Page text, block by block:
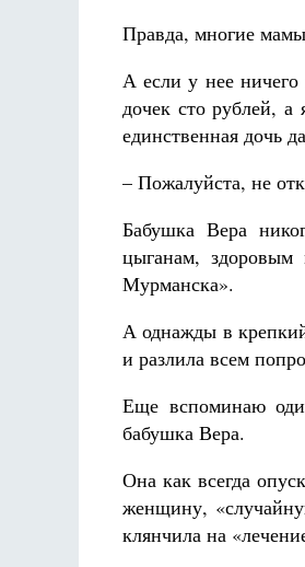
Правда, многие мамы
А если у нее ничего
дочек сто рублей, а
единственная дочь
– Пожалуйста, не
Бабушка Вера
цыганам,
Мурманска».
А однажды в
и разлила всем
Еще вспоминаю
бабушка Вера.
Она как всегда
женщину,
клянчила на